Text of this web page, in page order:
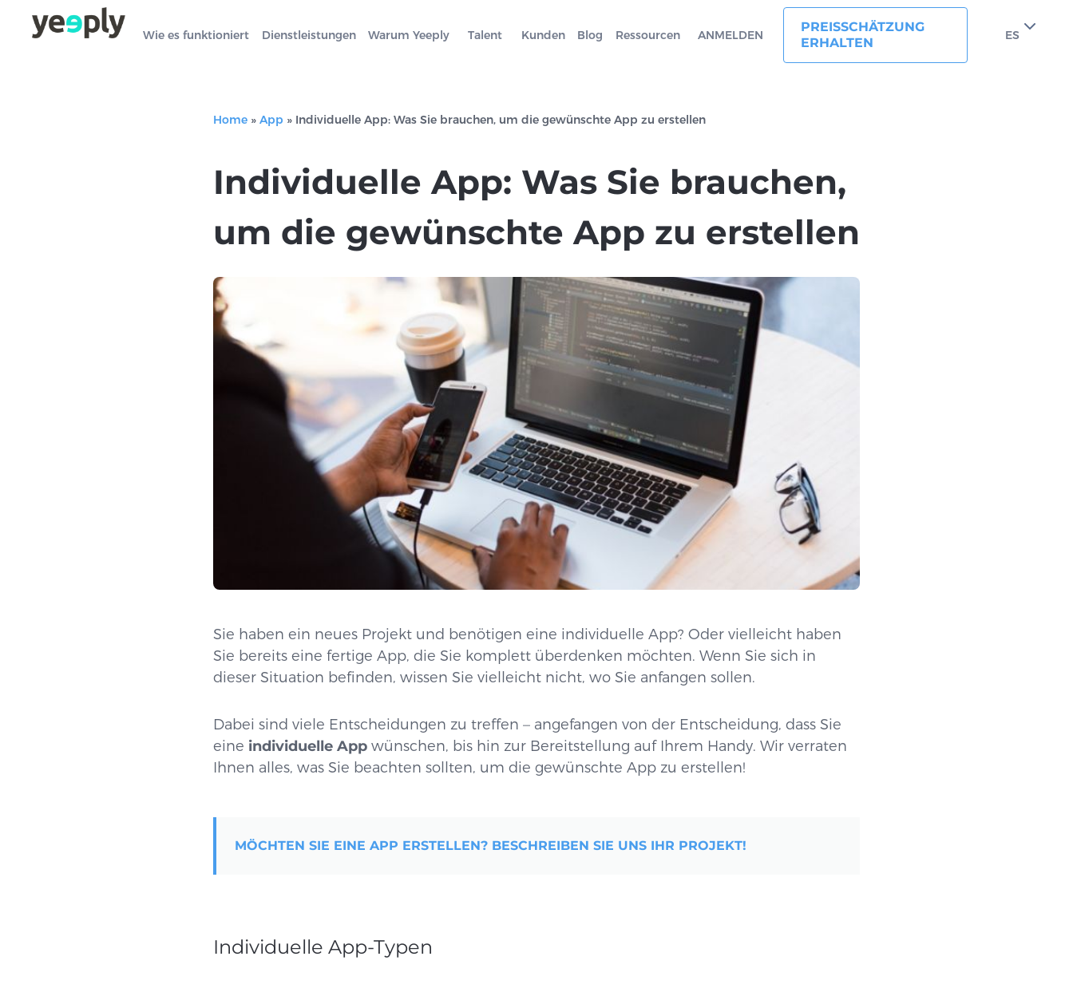
Wie es funktioniert Dienstleistungen Warum Yeeply Talent Kunden Blog Ressourcen ANMELDEN
PREISSCHÄTZUNG
ERHALTEN
ES
Home » App » Individuelle App: Was Sie brauchen, um die gewünschte App zu erstellen
Individuelle App: Was Sie brauchen,
um die gewünschte App zu erstellen
Sie haben ein neues Projekt und benötigen eine individuelle App? Oder vielleicht haben
Sie bereits eine fertige App, die Sie komplett überdenken möchten. Wenn Sie sich in
dieser Situation befinden, wissen Sie vielleicht nicht, wo Sie anfangen sollen.
Dabei sind viele Entscheidungen zu treffen – angefangen von der Entscheidung, dass Sie
eine individuelle App wünschen, bis hin zur Bereitstellung auf Ihrem Handy. Wir verraten
Ihnen alles, was Sie beachten sollten, um die gewünschte App zu erstellen!
MÖCHTEN SIE EINE APP ERSTELLEN? BESCHREIBEN SIE UNS IHR PROJEKT!
Individuelle App-Typen